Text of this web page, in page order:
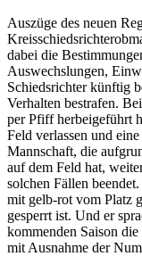
Auszüge des neuen
dabei die
Auswechslungen,
Schiedsrichter künftig
Verhalten bestrafen.
per Pfiff herbeigeführt
Feld verlassen und
Mannschaft, die
auf dem Feld hat,
solchen Fällen
mit gelb-rot vom Platz
gesperrt ist. Und er
kommenden Saison
mit Ausnahme der